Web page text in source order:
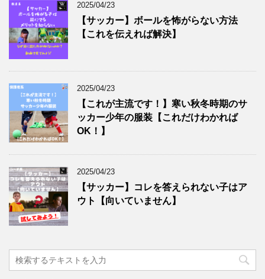
2025/04/23
【サッカー】ボールを怖がらない方法
【これを伝えれば解決】
2025/04/23
【これが主流です！】寒い秋冬時期のサ
ッカー少年の服装【これだけわかれば
OK！】
2025/04/23
【サッカー】コレを答えられない子はア
ウト【向いていません】